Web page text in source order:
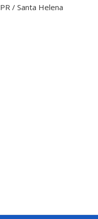
/ Santa Helena